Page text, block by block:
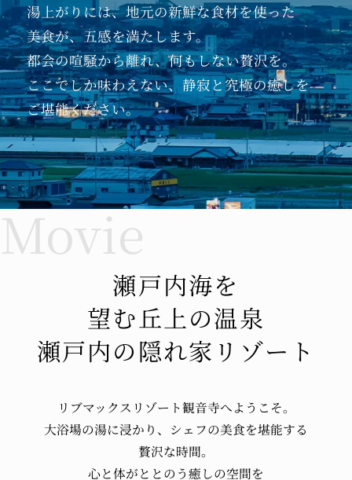
湯上がりには、地元の新鮮な食材を使った
美食が、五感を満たします。
都会の喧騒から離れ、何もしない贅沢を。
ここでしか味わえない、静寂と究極の癒しを
ご堪能ください。
瀬戸内海を
望む丘上の温泉
瀬戸内の隠れ家リゾート
リブマックスリゾート観音寺へようこそ。
大浴場の湯に浸かり、 シェフの美食を堪能する
贅沢な時間。
心と体がととのう癒しの空間を